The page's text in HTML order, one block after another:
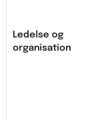
Ledelse og
organisation